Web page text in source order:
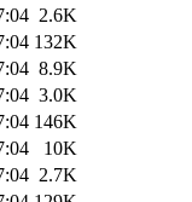
2.6K
132K
8.9K
3.0K
146K
10K
2.7K